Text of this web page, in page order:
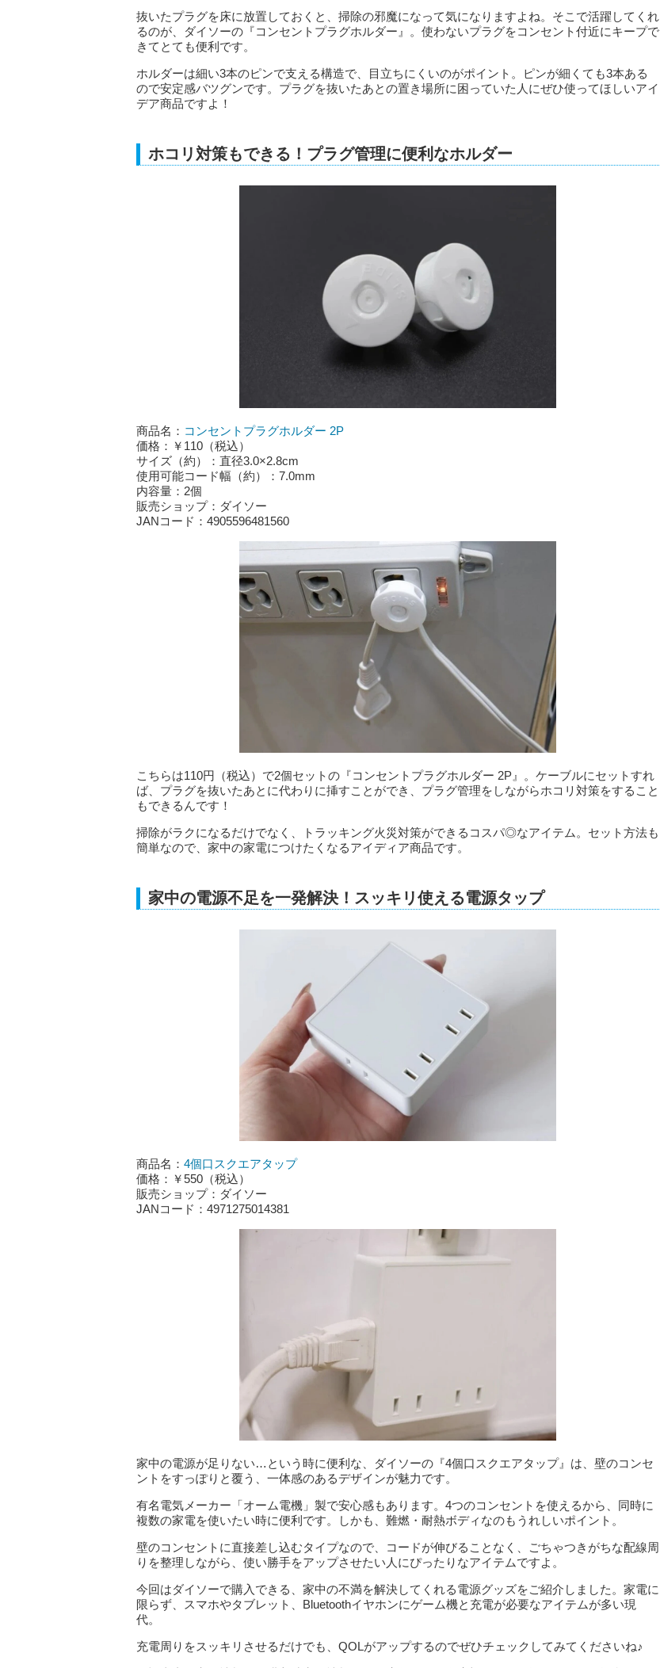
抜いたプラグを床に放置しておくと、掃除の邪魔になって気になりますよね。そこで活躍してくれ
るのが、ダイソーの『コンセントプラグホルダー』。使わないプラグをコンセント付近にキープで
きてとても便利です。
ホルダーは細い3本のピンで支える構造で、目立ちにくいのがポイント。ピンが細くても3本ある
ので安定感バツグンです。プラグを抜いたあとの置き場所に困っていた人にぜひ使ってほしいアイ
デア商品ですよ！
ホコリ対策もできる！プラグ管理に便利なホルダー
商品名： コンセントプラグホルダー 2P
価格：￥110（税込）
サイズ（約）：直径3.0×2.8cm
使用可能コード幅（約）：7.0mm
内容量：2個
販売ショップ：ダイソー
JANコード：4905596481560
こちらは110円（税込）で2個セットの『コンセントプラグホルダー 2P』。ケーブルにセットすれ
ば、プラグを抜いたあとに代わりに挿すことができ、プラグ管理をしながらホコリ対策をすること
もできるんです！
掃除がラクになるだけでなく、トラッキング火災対策ができるコスパ◎なアイテム。セット方法も
簡単なので、家中の家電につけたくなるアイディア商品です。
家中の電源不足を一発解決！スッキリ使える電源タップ
商品名： 4個口スクエアタップ
価格：￥550（税込）
販売ショップ：ダイソー
JANコード：4971275014381
家中の電源が足りない…という時に便利な、ダイソーの『4個口スクエアタップ』は、壁のコンセ
ントをすっぽりと覆う、一体感のあるデザインが魅力です。
有名電気メーカー「オーム電機」製で安心感もあります。4つのコンセントを使えるから、同時に
複数の家電を使いたい時に便利です。しかも、難燃・耐熱ボディなのもうれしいポイント。
壁のコンセントに直接差し込むタイプなので、コードが伸びることなく、ごちゃつきがちな配線周
りを整理しながら、使い勝手をアップさせたい人にぴったりなアイテムですよ。
今回はダイソーで購入できる、家中の不満を解決してくれる電源グッズをご紹介しました。家電に
限らず、スマホやタブレット、Bluetoothイヤホンにゲーム機と充電が必要なアイテムが多い現
代。
充電周りをスッキリさせるだけでも、QOLがアップするのでぜひチェックしてみてくださいね♪